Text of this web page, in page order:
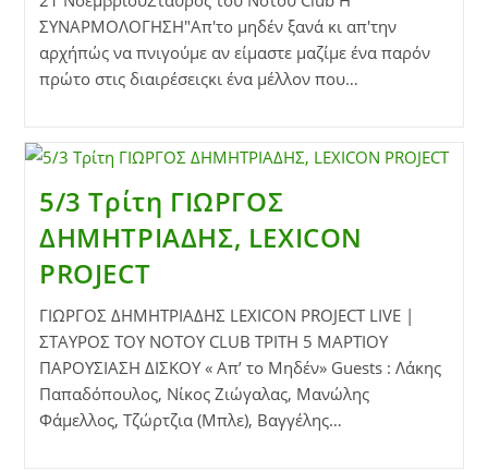
ΣΥΝΑΡΜΟΛΟΓΗΣΗ"Απ'το μηδέν ξανά κι απ'την
αρχήπώς να πνιγούμε αν είμαστε μαζίμε ένα παρόν
πρώτο στις διαιρέσειςκι ένα μέλλον που…
5/3 Τρίτη ΓΙΩΡΓΟΣ
ΔΗΜΗΤΡΙΑΔΗΣ, LEXICON
PROJECT
ΓΙΩΡΓΟΣ ΔΗΜΗΤΡΙΑΔΗΣ LEXICON PROJECT LIVE |
ΣΤΑΥΡΟΣ ΤΟΥ ΝΟΤΟΥ CLUB ΤΡΙΤΗ 5 ΜΑΡΤΙΟΥ
ΠΑΡΟΥΣΙΑΣΗ ΔΙΣΚΟΥ « Απ’ το Μηδέν» Guests : Λάκης
Παπαδόπουλος, Νίκος Ζιώγαλας, Μανώλης
Φάμελλος, Τζώρτζια (Μπλε), Βαγγέλης…